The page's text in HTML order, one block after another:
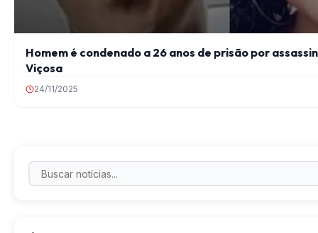
Homem é condenado a 26 anos de prisão por
Viçosa
24/11/2025